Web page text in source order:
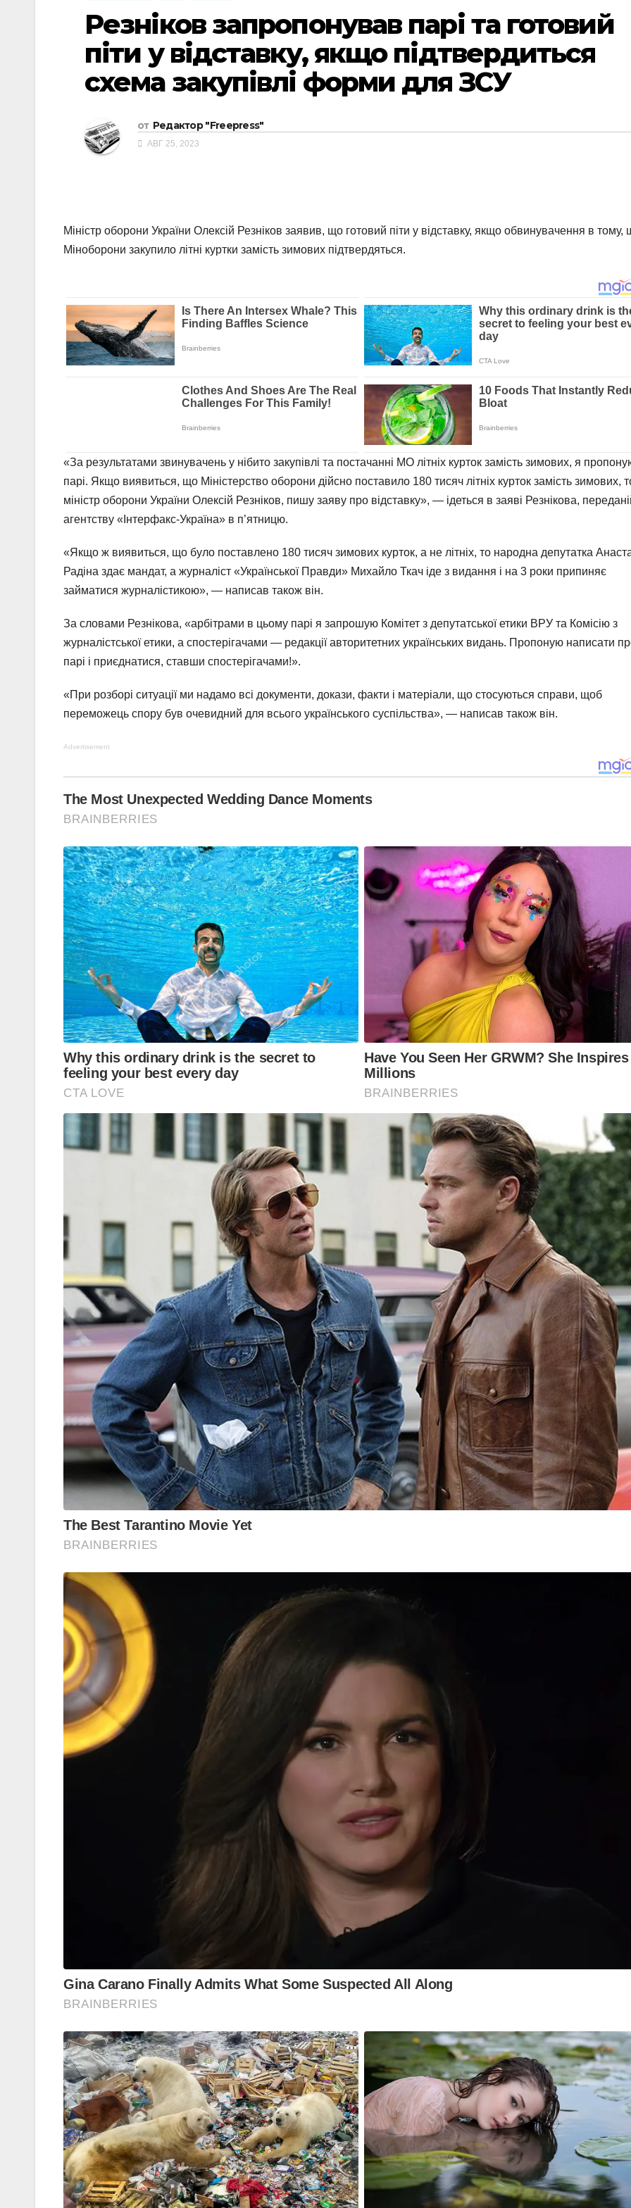
Резніков запропонував парі та готовий
піти у відставку, якщо підтвердиться
схема закупівлі форми для ЗСУ
от Редактор "Freepress"
АВГ 25, 2023
Міністр оборони України Олексій Резніков заявив, що готовий піти у відставку, якщо обвинувачення в тому,
Міноборони закупило літні куртки замість зимових підтвердяться.
«За результатами звинувачень у нібито закупівлі та постачанні МО літніх курток замість зимових, я
парі. Якщо виявиться, що Міністерство оборони дійсно поставило 180 тисяч літніх курток замість зимових,
міністр оборони України Олексій Резніков, пишу заяву про відставку», — ідеться в заяві Резнікова,
агентству «Інтерфакс-Україна» в п’ятницю.
«Якщо ж виявиться, що було поставлено 180 тисяч зимових курток, а не літніх, то народна депутатка
Радіна здає мандат, а журналіст «Української Правди» Михайло Ткач іде з видання і на 3 роки припиняє
займатися журналістикою», — написав також він.
За словами Резнікова, «арбітрами в цьому парі я запрошую Комітет з депутатської етики ВРУ та Комісію з
журналістської етики, а спостерігачами — редакції авторитетних українських видань. Пропоную написати
парі і приєднатися, ставши спостерігачами!».
«При розборі ситуації ми надамо всі документи, докази, факти і матеріали, що стосуються справи, щоб
переможець спору був очевидний для всього українського суспільства», — написав також він.
Advertisement